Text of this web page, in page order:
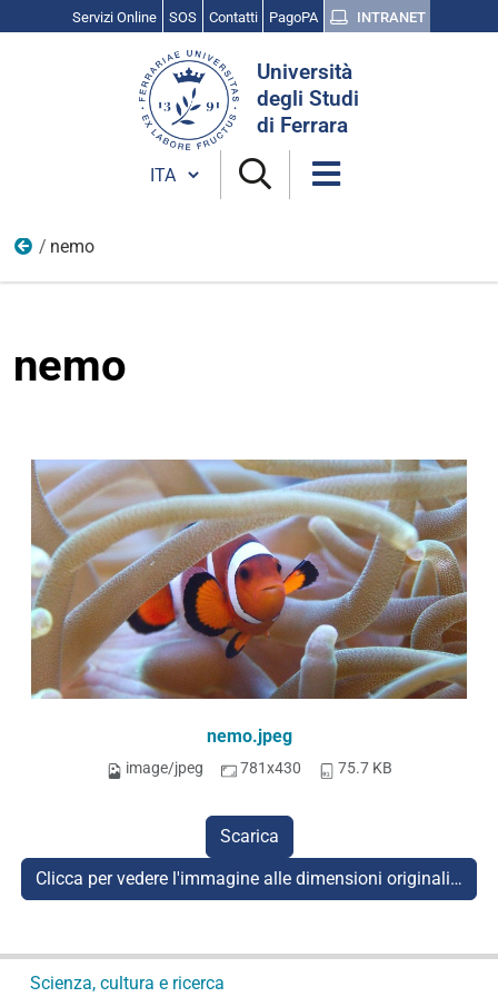
Servizi Online SOS Contatti PagoPA INTRANET
Università
degli Studi
di Ferrara
Cambia lingua
8
nemo
nemo
nemo.jpeg
image/jpeg 781x430 75.7 KB
Scarica
Clicca per vedere l'immagine alle dimensioni originali…
Scienza, cultura e ricerca